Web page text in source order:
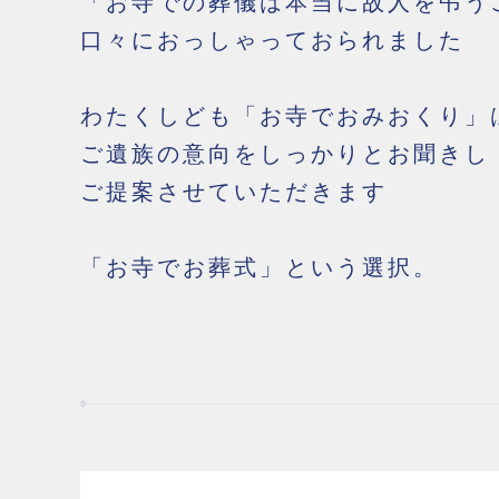
口々におっしゃっておられました
わたくしども「お寺でおみおくり」
ご遺族の意向をしっかりとお聞きし
ご提案させていただきます
「お寺でお葬式」という選択。